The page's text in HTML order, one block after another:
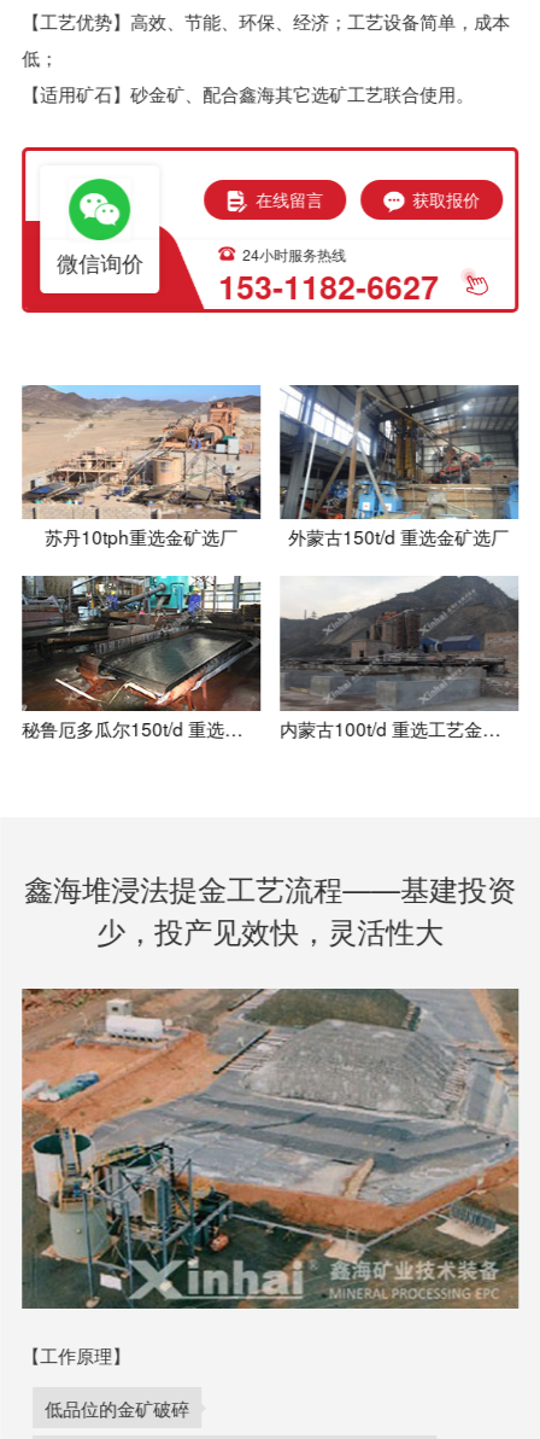
【工艺优势】高效、节能、环保、经济；工艺设备简单，成本
低；
【适用矿石】砂金矿、配合鑫海其它选矿工艺联合使用。
微信询价
在线留言 获取报价
24小时服务热线
153-1182-6627
苏丹10tph重选金矿选厂 外蒙古150t/d 重选金矿选厂
秘鲁厄多瓜尔150t/d 重选金矿选厂 内蒙古100t/d 重选工艺金矿选厂
鑫海堆浸法提金工艺流程——基建投资
少，投产见效快，灵活性大
【工作原理】
低品位的金矿破碎